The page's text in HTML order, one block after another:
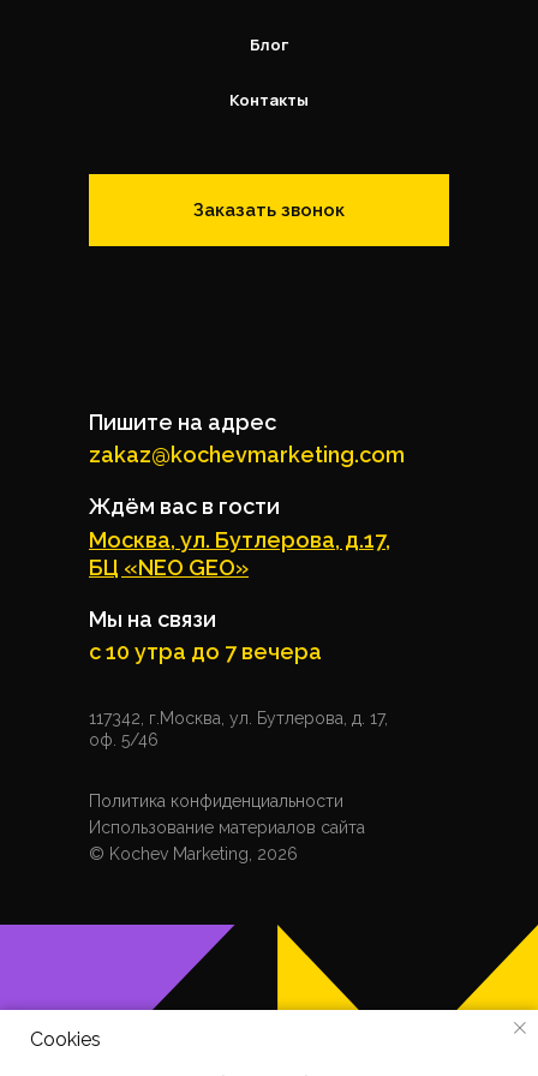
Cookies
Блог
Контакты
Заказать звонок
117342, г.Москва, ул. Бутлерова, д. 17,
оф. 5/46
Политика конфиденциальности
© Kochev Marketing, 2026
Использование материалов сайта
Пишите на адрес
zakaz@kochevmarketing.com
Ждём вас в гости
Москва, ул. Бутлерова, д.17,
БЦ «NEO GEO»
Мы на связи
с 10 утра до 7 вечера